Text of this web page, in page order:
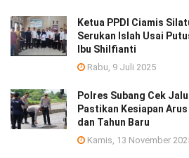
Ketua PPDI Ciamis
Serukan Islah Usai
Ibu Shilfianti
Rabu, 9 Juli 2025
Polres Subang Cek
Pastikan Kesiapan
dan Tahun Baru
Kamis, 13 November